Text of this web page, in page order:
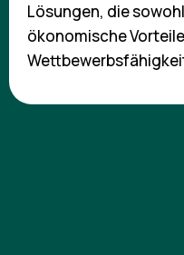
Lösungen, die
ökonomische